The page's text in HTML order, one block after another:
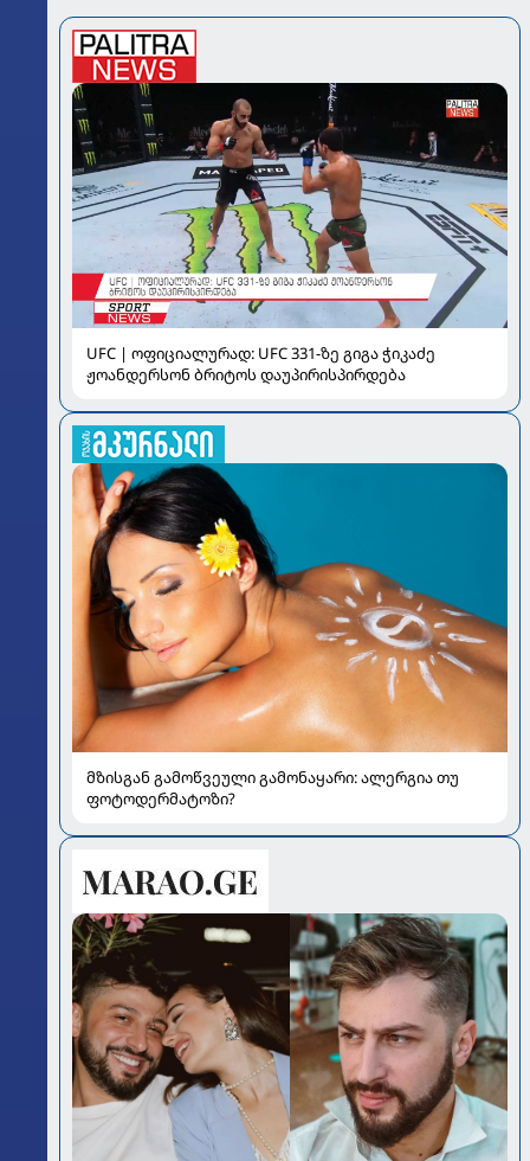
UFC | ოფიციალურად: UFC 331-ზე გიგა ჭიკაძე
ჟოანდერსონ ბრიტოს დაუპირისპირდება
მზისგან გამოწვეული გამონაყარი: ალერგია თუ
ფოტოდერმატოზი?